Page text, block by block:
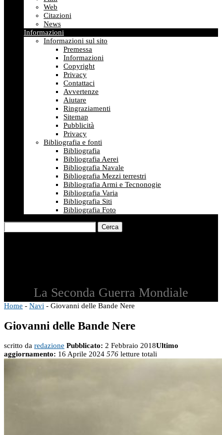
Web
Citazioni
News
Informazioni
Informazioni sul sito
Premessa
Informazioni
Copyright
Privacy
Contattaci
Avvertenze
Aiutare
Ringraziamenti
Sitemap
Pubblicità
Privacy
Bibliografia e fonti
Bibliografia
Bibliografia Aerei
Bibliografia Navale
Bibliografia Mezzi terrestri
Bibliografia Armi e Tecnonogie
Bibliografia Varia
Bibliografia Siti
Bibliografia Foto
Cerca
La Seconda Guerra Mondiale
Home - Navi - Giovanni delle Bande Nere
Giovanni delle Bande Nere
scritto da redazione Pubblicato: 2 Febbraio 2018Ultimo
aggiornamento: 16 Aprile 2024 576 letture totali